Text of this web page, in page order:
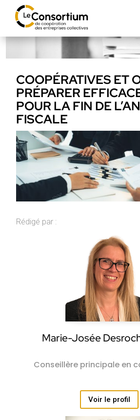
COOPÉRATIVES ET
PRÉPARER
POUR LA FIN DE
FISCALE
Rédigé par :
Marie-Josée
Conseillère principale en
Voir le profil